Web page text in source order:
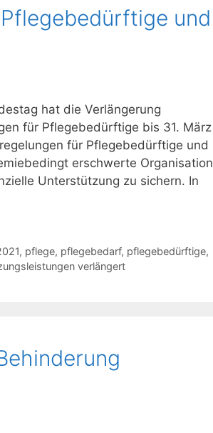
und
hat die Verlängerung
für Pflegebedürftige bis 31. März
für Pflegebedürftige und
erschwerte Organisation
Unterstützung zu sichern. In
, pflege, pflegebedarf, pflegebedürftige,
verlängert